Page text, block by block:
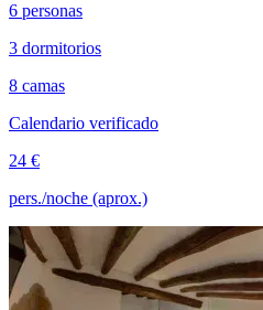
6 personas
3 dormitorios
8 camas
Calendario verificado
24 €
pers./noche (aprox.)